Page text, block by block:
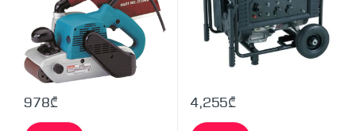
978₾ 4,255₾